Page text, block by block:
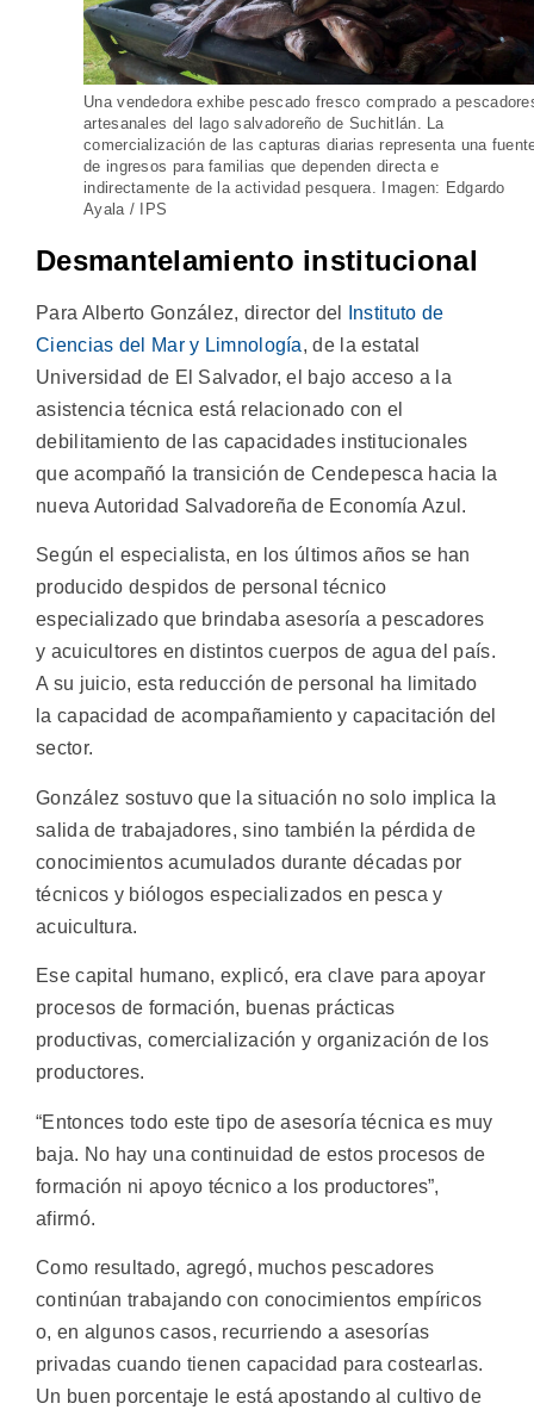
Una vendedora exhibe pescado fresco comprado a
artesanales del lago salvadoreño de Suchitlán. La
comercialización de las capturas diarias representa una
de ingresos para familias que dependen directa e
indirectamente de la actividad pesquera. Imagen: Edgardo
Ayala / IPS
Desmantelamiento institucional
Para Alberto González, director del
Instituto de
Ciencias del Mar y Limnología, de la estatal
Universidad de El Salvador, el bajo acceso a la
asistencia técnica está relacionado con el
debilitamiento de las capacidades institucionales
que acompañó la transición de Cendepesca hacia la
nueva Autoridad Salvadoreña de Economía Azul.
Según el especialista, en los últimos años se han
producido despidos de personal técnico
especializado que brindaba asesoría a pescadores
y acuicultores en distintos cuerpos de agua del país.
A su juicio, esta reducción de personal ha limitado
la capacidad de acompañamiento y capacitación del
sector.
González sostuvo que la situación no solo implica la
salida de trabajadores, sino también la pérdida de
conocimientos acumulados durante décadas por
técnicos y biólogos especializados en pesca y
acuicultura.
Ese capital humano, explicó, era clave para apoyar
procesos de formación, buenas prácticas
productivas, comercialización y organización de los
productores.
“Entonces todo este tipo de asesoría técnica es muy
baja. No hay una continuidad de estos procesos de
formación ni apoyo técnico a los productores”,
afirmó.
Como resultado, agregó, muchos pescadores
continúan trabajando con conocimientos empíricos
o, en algunos casos, recurriendo a asesorías
privadas cuando tienen capacidad para costearlas.
Un buen porcentaje le está apostando al cultivo de